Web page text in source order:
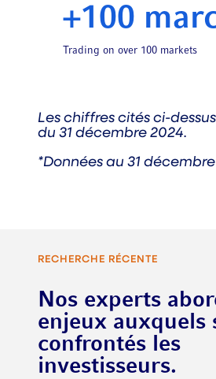
+100
Trading on over 100 markets
Les chiffres cités ci-
du 31 décembre 2024.
*Données au 31
RECHERCHE RÉCENTE
Nos experts
enjeux auxquels
confrontés les
investisseurs.